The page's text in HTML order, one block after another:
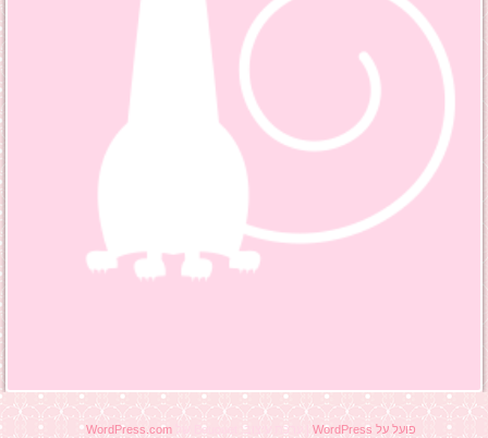
פועל על WordPress ערכת עיצוב: Bouquet של WordPress.com